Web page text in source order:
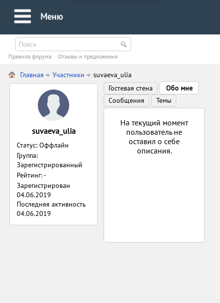
Меню
Правила форума Oтзывы и предложения
Главная Участники suvaeva_ulia
suvaeva_ulia
Статус: Оффлайн
Группа:
Зарегистрированный
Рейтинг: -
Зарегистрирован
04.06.2019
Последняя активность
04.06.2019
Гостевая стена
Обо мне
Сообщения
Темы
На текущий момент
пользователь не
оставил о себе
описания.